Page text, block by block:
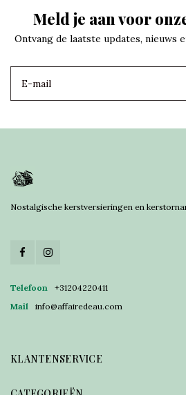
Meld je aan voor
Ontvang de laatste updates, nieuws
Nostalgische kerstversieringen en
Telefoon
+31204220411
Mail
info@affairedeau.com
KLANTENSERVICE